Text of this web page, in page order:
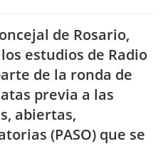
de Rosario,
estudios de Radio
de la ronda de
previa a las
abiertas,
(PASO) que se